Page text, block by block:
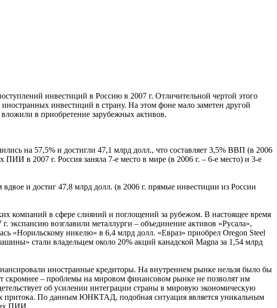
инвестиций в Россию в 2007 г. Отличительной чертой этого
инвестиций в страну. На этом фоне мало заметен другой
в приобретение зарубежных активов.
на 57,5% и достигли 47,1 млрд долл., что составляет 3,5% ВВП (в 2006
в 2007 г. Россия заняла 7-е место в мире (в 2006 г. – 6-е место) и 3-е
и достиг 47,8 млрд долл. (в 2006 г. прямые инвестиции из России
компаний в сфере слияний и поглощений за рубежом. В настоящее время
экспансию возглавили металлурги – объединение активов «Русала»,
«Норильскому никелю» в 6,4 млрд долл. «Евраз» приобрел Oregon Steel
стали владельцем около 20% акций канадской Magna за 1,54 млрд
иностранные кредиторы. На внутреннем рынке нельзя было бы
скромнее – проблемы на мировом финансовом рынке не позволят им
об усилении интеграции страны в мировую экономическую
притока. По данным ЮНКТАД, подобная ситуация является уникальным
ПИИ.